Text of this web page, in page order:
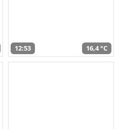
12:53 16,4 °C